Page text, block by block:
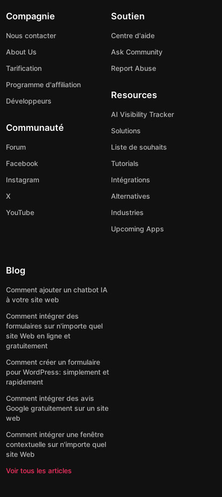
Compagnie
Nous contacter
About Us
Tarification
Programme d'affiliation
Développeurs
Communauté
Forum
Facebook
Instagram
X
YouTube
Soutien
Centre d'aide
Ask Community
Report Abuse
Resources
AI Visibility Tracker
Solutions
Liste de souhaits
Tutorials
Intégrations
Alternatives
Industries
Upcoming Apps
Blog
Comment ajouter un chatbot IA
à votre site web
Comment intégrer des
formulaires sur n'importe quel
site Web en ligne et
gratuitement
Comment créer un formulaire
pour WordPress: simplement et
rapidement
Comment intégrer des avis
Google gratuitement sur un site
web
Comment intégrer une fenêtre
contextuelle sur n'importe quel
site Web
Voir tous les articles